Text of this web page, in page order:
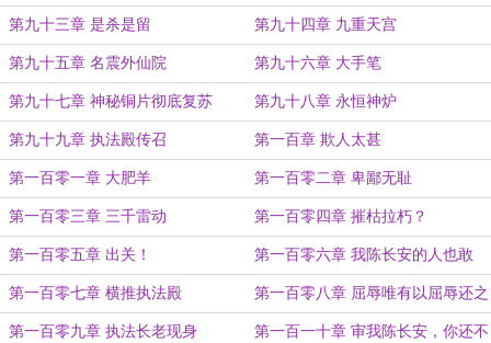
第九十三章 是杀是留 第九十四章 九重天宫
第九十五章 名震外仙院 第九十六章 大手笔
第九十七章 神秘铜片彻底复苏 第九十八章 永恒神炉
第九十九章 执法殿传召 第一百章 欺人太甚
第一百零一章 大肥羊 第一百零二章 卑鄙无耻
第一百零三章 三千雷动 第一百零四章 摧枯拉朽？
第一百零五章 出关！ 第一百零六章 我陈长安的人也敢
动？
第一百零七章 横推执法殿 第一百零八章 屈辱唯有以屈辱还之
第一百零九章 执法长老现身 第一百一十章 审我陈长安，你还不